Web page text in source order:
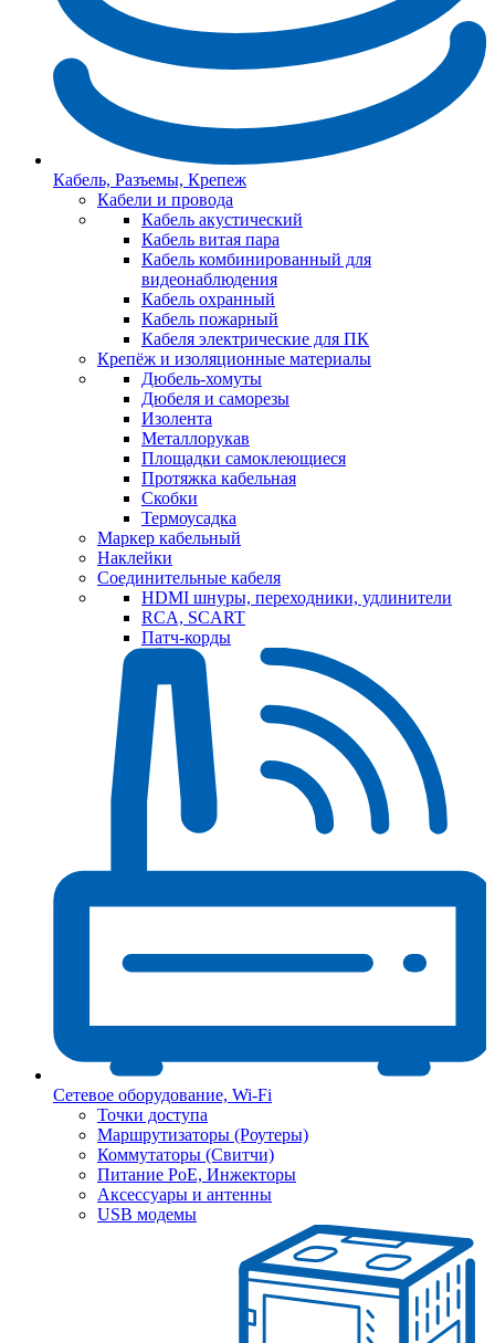
Кабель, Разъемы, Крепеж
Кабели и провода
Кабель акустический
Кабель витая пара
Кабель комбинированный для
видеонаблюдения
Кабель охранный
Кабель пожарный
Кабеля электрические для ПК
Крепёж и изоляционные материалы
Дюбель-хомуты
Дюбеля и саморезы
Изолента
Металлорукав
Площадки самоклеющиеся
Протяжка кабельная
Скобки
Термоусадка
Маркер кабельный
Наклейки
Соединительные кабеля
HDMI шнуры, переходники, удлинители
RCA, SCART
Патч-корды
Сетевое оборудование, Wi-Fi
Точки доступа
Маршрутизаторы (Роутеры)
Коммутаторы (Свитчи)
Питание PoE, Инжекторы
Аксессуары и антенны
USB модемы